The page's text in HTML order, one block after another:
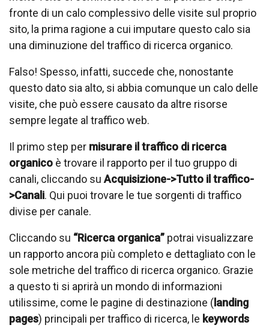
fronte di un calo complessivo delle visite sul proprio
sito, la prima ragione a cui imputare questo calo sia
una diminuzione del traffico di ricerca organico.
Falso! Spesso, infatti, succede che, nonostante
questo dato sia alto, si abbia comunque un calo delle
visite, che può essere causato da altre risorse
sempre legate al traffico web.
Il primo step per misurare il traffico di ricerca
organico è trovare il rapporto per il tuo gruppo di
canali, cliccando suAcquisizione->Tutto il traffico-
>Canali. Qui puoi trovare le tue sorgenti di traffico
divise per canale.
Cliccando su “Ricerca organica” potrai visualizzare
un rapporto ancora più completo e dettagliato con le
sole metriche del traffico di ricerca organico. Grazie
a questo ti si aprirà un mondo di informazioni
utilissime, come le pagine di destinazione ( landing
pages) principali per traffico di ricerca, le keywords